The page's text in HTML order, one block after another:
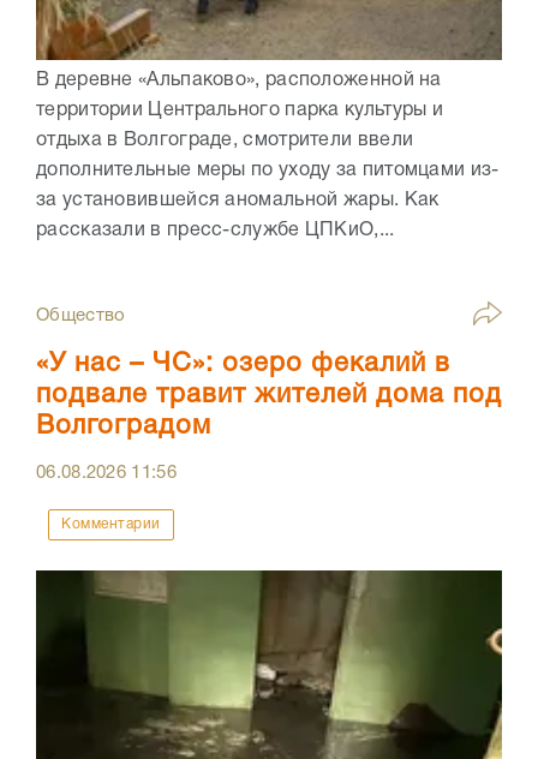
В деревне «Альпаково», расположенной на
территории Центрального парка культуры и
отдыха в Волгограде, смотрители ввели
дополнительные меры по уходу за питомцами из-
за установившейся аномальной жары. Как
рассказали в пресс-службе ЦПКиО,...
Общество
«У нас – ЧС»: озеро фекалий в
подвале травит жителей дома под
Волгоградом
06.08.2026 11:56
Комментарии